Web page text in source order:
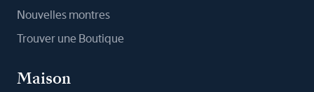
Nouvelles montres
Trouver une Boutique
Maison